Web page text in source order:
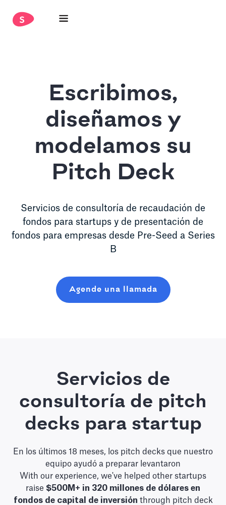
Escribimos,
diseñamos y
modelamos su
Pitch Deck
Servicios de consultoría de recaudación de
fondos para startups y de presentación de
fondos para empresas desde Pre-Seed a Series
B
Agende una llamada
Servicios de
consultoría de pitch
decks para startup
En los últimos 18 meses, los pitch decks que nuestro
equipo ayudó a preparar levantaron
With our experience, we've helped other startups
raise $500M+ in 320 millones de dólares en
fondos de capital de inversión through pitch deck